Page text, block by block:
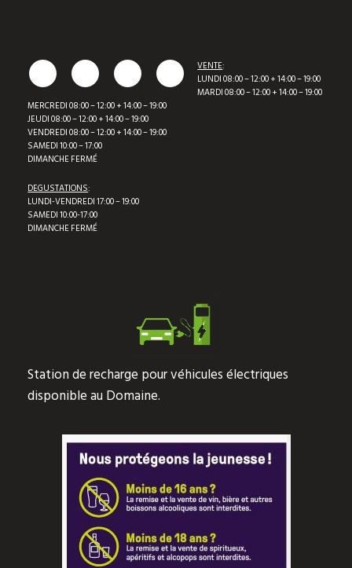
VENTE:
LUNDI 08:00 – 12:00 + 14:00 – 19:00
MARDI 08:00 – 12:00 + 14:00 – 19:00
MERCREDI 08:00 – 12:00 + 14:00 – 19:00
JEUDI 08:00 – 12:00 + 14:00 – 19:00
VENDREDI 08:00 – 12:00 + 14:00 – 19:00
SAMEDI 10:00 – 17:00
DIMANCHE FERMÉ
DEGUSTATIONS:
LUNDI-VENDREDI 17:00 – 19:00
SAMEDI 10:00-17:00
DIMANCHE FERMÉ
Station de recharge pour véhicules électriques
disponible au Domaine.